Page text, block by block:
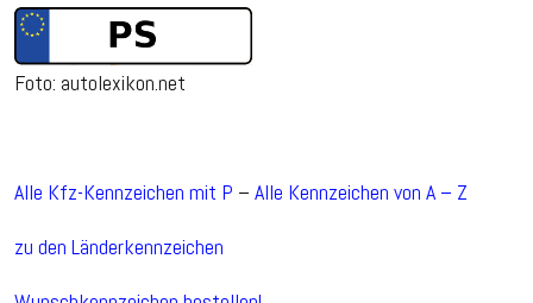
Foto: autolexikon.net
Alle Kfz-Kennzeichen mit P – Alle Kennzeichen von A – Z
zu den Länderkennzeichen